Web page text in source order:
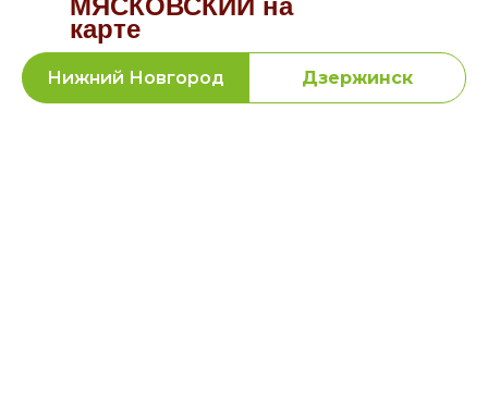
карте
Нижний Новгород Дзержинск